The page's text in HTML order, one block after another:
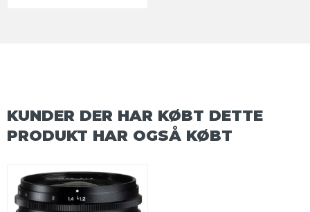
KUNDER DER HAR KØBT DETTE
PRODUKT HAR OGSÅ KØBT